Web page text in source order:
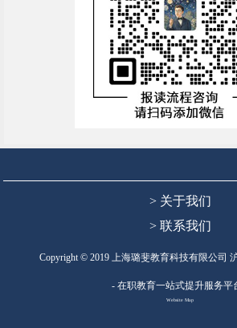
> 关于我们
> 联系我们
Copyright © 2019 上海璐斐教育科技有限公司
- 在职教育一站式提升服务平
Website Map